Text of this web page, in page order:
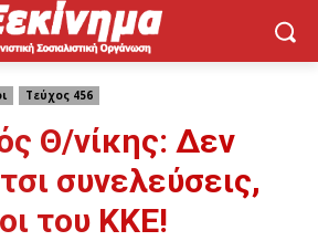
Τεύχος 456
Θ/νίκης: Δεν
συνελεύσεις,
του ΚΚΕ!